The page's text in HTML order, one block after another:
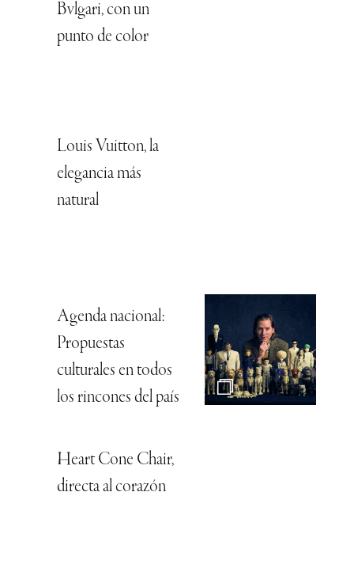
Bvlgari, con un
punto de color
Louis Vuitton, la
elegancia más
natural
Agenda nacional:
Propuestas
culturales en todos
los rincones del país
Heart Cone Chair,
directa al corazón